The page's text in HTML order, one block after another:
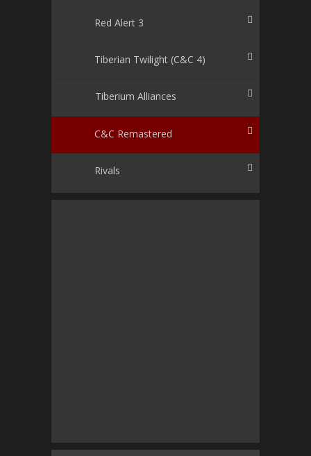
Red Alert 3
Tiberian Twilight (C&C 4)
Tiberium Alliances
C&C Remastered
Rivals